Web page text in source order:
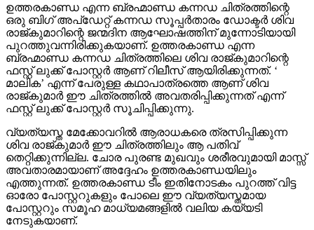
ഉത്തരകാണ്ഡ എന്ന ബ്രഹ്മാണ്ഡ കന്നഡ ചിത്രത്തിന്റെ
ഒരു ബിഗ് അപ്ഡേറ്റ് കന്നഡ സൂപ്പർതാരം ഡോക്ടർ ശിവ
രാജ്കുമാറിന്റെ ജന്മദിന ആഘോഷത്തിന് മുന്നോടിയായി
പുറത്തുവന്നിരിക്കുകയാണ്. ഉത്തരകാണ്ഡ എന്ന
ബ്രഹ്മാണ്ഡ കന്നഡ ചിത്രത്തിലെ ശിവ രാജ്കുമാറിന്റെ
ഫസ്റ്റ് ലുക്ക് പോസ്റ്റർ ആണ് റിലീസ് ആയിരിക്കുന്നത്. ‘
മാലിക’ എന്ന് പേരുള്ള കഥാപാത്രത്തെ ആണ് ശിവ
രാജ്കുമാർ ഈ ചിത്രത്തിൽ അവതരിപ്പിക്കുന്നത് എന്ന്
ഫസ്റ്റ് ലുക്ക് പോസ്റ്റർ സൂചിപ്പിക്കുന്നു.
വ്യത്യസ്ത മേക്കോവറിൽ ആരാധകരെ ത്രസിപ്പിക്കുന്ന
ശിവ രാജ്കുമാർ ഈ ചിത്രത്തിലും ആ പതിവ്
തെറ്റിക്കുന്നില്ല. ചോര പുരണ്ട മുഖവും ശരീരവുമായി മാസ്സ്
അവതാരമായാണ് അദ്ദേഹം ഉത്തരകാണ്ഡയിലും
എത്തുന്നത്. ഉത്തരകാണ്ഡ ടീം ഇതിനോടകം പുറത്ത് വിട്ട
ഓരോ പോസ്റ്ററുകളും പോലെ ഈ വ്യത്യസ്തമായ
പോസ്റ്ററും സമൂഹ മാധ്യമങ്ങളിൽ വലിയ കയ്യടി
നേടുകയാണ്.